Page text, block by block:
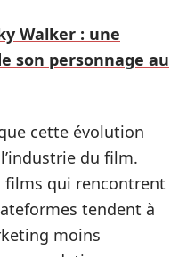
Walker : une
son personnage au
cette évolution
du film.
films qui rencontrent
tendent à
moins